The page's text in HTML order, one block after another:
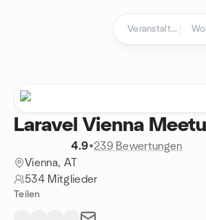
Laravel Vienna
4.9•239 Bewertungen
Vienna, AT
534 Mitglieder
Teilen